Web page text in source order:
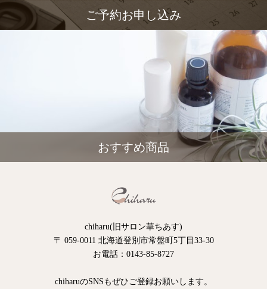
ご予約お申し込み
おすすめ商品
chiharu(旧サロン華ちあす)
〒 059-0011 北海道登別市常盤町5丁目33-30
お電話：0143-85-8727
chiharuのSNSもぜひご登録お願いします。